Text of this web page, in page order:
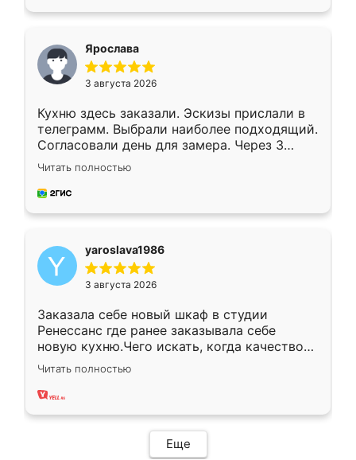
Ярослава
3 августа 2026
Кухню здесь заказали. Эскизы прислали в
телеграмм. Выбрали наиболее подходящий.
Согласовали день для замера. Через 3
недели кухня была уже готова. Остались
довольны работой. Спасибо Ренессанс
мебель за качественную работу!
Читать полностью
yaroslava1986
3 августа 2026
Заказала себе новый шкаф в студии
Ренессанс где ранее заказывала себе
новую кухню.Чего искать, когда качеством
вполне довольна. Служит кухня уже почти
два года, нареканий нет.
Читать полностью
Еще